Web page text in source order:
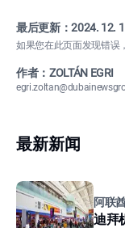
最后更新：2024. 12.
如果您在此页面发现错误
作者：ZOLTÁN EGRI
最新新闻
阿联
迪拜